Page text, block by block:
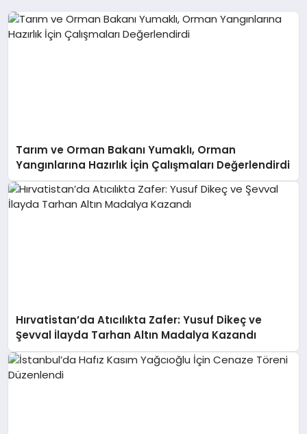
Tarım ve Orman Bakanı Yumaklı, Orman
Yangınlarına Hazırlık İçin Çalışmaları Değerlendirdi
Hırvatistan’da Atıcılıkta Zafer: Yusuf Dikeç ve
Şevval İlayda Tarhan Altın Madalya Kazandı